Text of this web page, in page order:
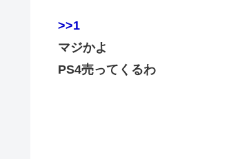
>>1
マジかよ
PS4売ってくるわ